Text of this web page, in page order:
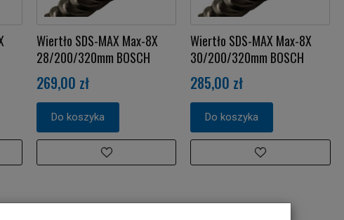
Wiertło SDS-MAX Max-8X
28/200/320mm BOSCH
269,00 zł
Do koszyka
Wiertło SDS-MAX Max-8X
30/200/320mm BOSCH
285,00 zł
Do koszyka